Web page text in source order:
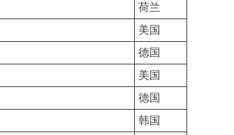
荷兰
美国
德国
美国
德国
韩国